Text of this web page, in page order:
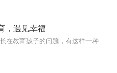
，遇见幸福